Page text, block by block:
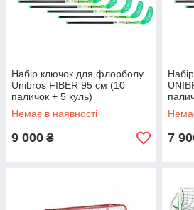
Набір ключок для флорболу
Unibros FIBER 95 см (10
паличок + 5 куль)
Немає в наявності
9 000 ₴ 7